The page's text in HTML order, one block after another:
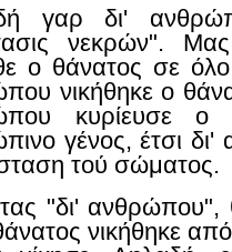
γαρ δι'
νεκρών".
ο θάνατος σε
νικήθηκε ο
κυρίευσε
γένος, έτσι δι'
τού σώματος.
"δι' ανθρώπου",
νικήθηκε